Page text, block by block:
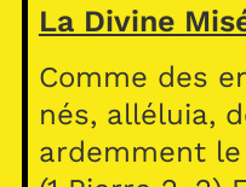
La Divine
Comme des
nés, alléluia,
ardemment